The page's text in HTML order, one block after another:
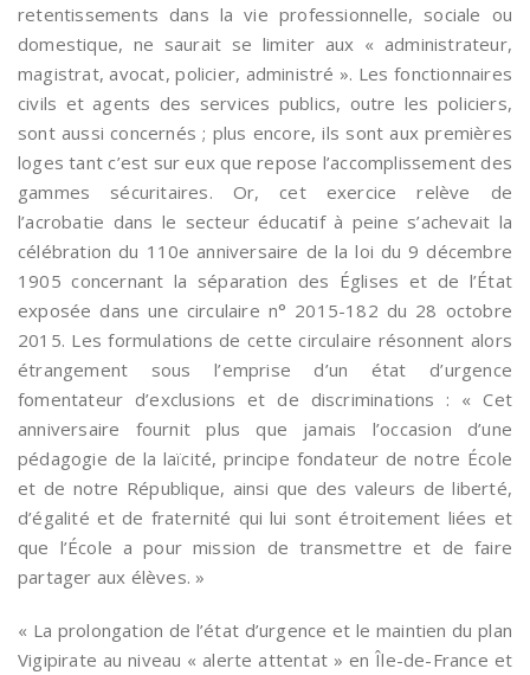
retentissements dans la vie professionnelle, sociale ou
domestique, ne saurait se limiter aux « administrateur,
magistrat, avocat, policier, administré ». Les fonctionnaires
civils et agents des services publics, outre les policiers,
sont aussi concernés ; plus encore, ils sont aux premières
loges tant c’est sur eux que repose l’accomplissement des
gammes sécuritaires. Or, cet exercice relève de
l’acrobatie dans le secteur éducatif à peine s’achevait la
célébration du 110e anniversaire de la loi du 9 décembre
1905 concernant la séparation des Églises et de l’État
exposée dans une circulaire n° 2015-182 du 28 octobre
2015. Les formulations de cette circulaire résonnent alors
étrangement sous l’emprise d’un état d’urgence
fomentateur d’exclusions et de discriminations : « Cet
anniversaire fournit plus que jamais l’occasion d’une
pédagogie de la laïcité, principe fondateur de notre École
et de notre République, ainsi que des valeurs de liberté,
d’égalité et de fraternité qui lui sont étroitement liées et
que l’École a pour mission de transmettre et de faire
partager aux élèves. »
« La prolongation de l’état d’urgence et le maintien du plan
Vigipirate au niveau « alerte attentat » en Île-de-France et